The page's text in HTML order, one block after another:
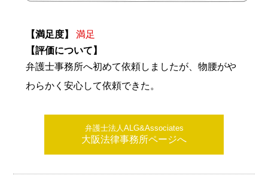
【満足度】
満足
【評価について】
弁護士事務所へ初めて依頼しましたが、物腰がや
わらかく安心して依頼できた。
弁護士法人ALG&Associates
大阪法律事務所ページへ